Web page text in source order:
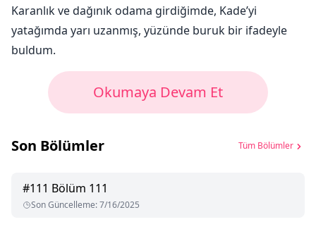
Karanlık ve dağınık odama girdiğimde, Kade’yi
yatağımda yarı uzanmış, yüzünde buruk bir ifadeyle
buldum.
Okumaya Devam Et
Son Bölümler Tüm Bölümler
#111 Bölüm 111
Son Güncelleme:7/16/2025